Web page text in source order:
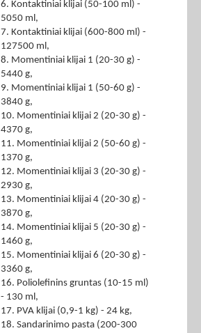
6. Kontaktiniai klijai (50-100 ml) -
5050 ml,
7. Kontaktiniai klijai (600-800 ml) -
127500 ml,
8. Momentiniai klijai 1 (20-30 g) -
5440 g,
9. Momentiniai klijai 1 (50-60 g) -
3840 g,
10. Momentiniai klijai 2 (20-30 g) -
4370 g,
11. Momentiniai klijai 2 (50-60 g) -
1370 g,
12. Momentiniai klijai 3 (20-30 g) -
2930 g,
13. Momentiniai klijai 4 (20-30 g) -
3870 g,
14. Momentiniai klijai 5 (20-30 g) -
1460 g,
15. Momentiniai klijai 6 (20-30 g) -
3360 g,
16. Poliolefinins gruntas (10-15 ml)
- 130 ml,
17. PVA klijai (0,9-1 kg) - 24 kg,
18. Sandarinimo pasta (200-300